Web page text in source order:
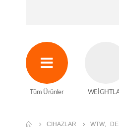
Tüm Ürünler
CIHAZLAR WTW